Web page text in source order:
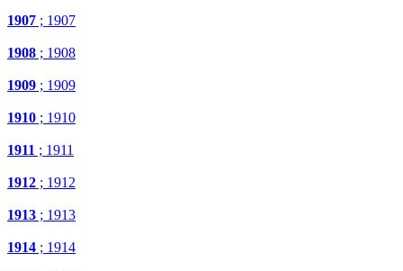
1907 ; 1907
1908 ; 1908
1909 ; 1909
1910 ; 1910
1911 ; 1911
1912 ; 1912
1913 ; 1913
1914 ; 1914